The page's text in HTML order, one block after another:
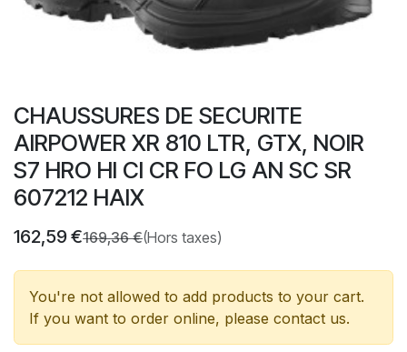
CHAUSSURES DE SECURITE
AIRPOWER XR 810 LTR, GTX, NOIR
S7 HRO HI CI CR FO LG AN SC SR
607212 HAIX
162,59€169,36€(Hors taxes)
You're not allowed to add products to your cart.
If you want to order online, please contact us.